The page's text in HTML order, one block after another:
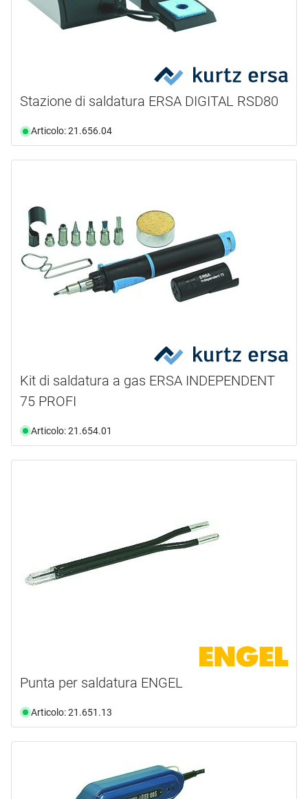
Stazione di saldatura ERSA DIGITAL RSD80
Articolo: 21.656.04
Kit di saldatura a gas ERSA INDEPENDENT
75 PROFI
Articolo: 21.654.01
Punta per saldatura ENGEL
Articolo: 21.651.13